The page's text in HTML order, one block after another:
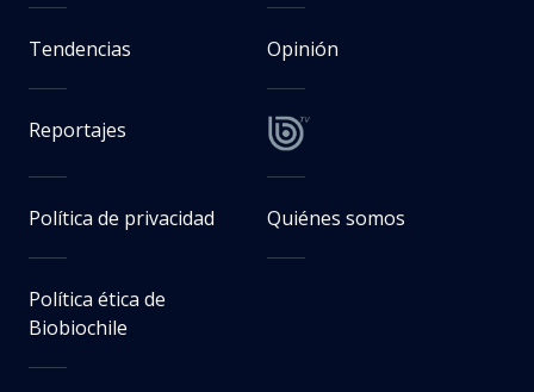
Tendencias Opinión
Reportajes
Política de privacidad Quiénes somos
Política ética de
Biobiochile